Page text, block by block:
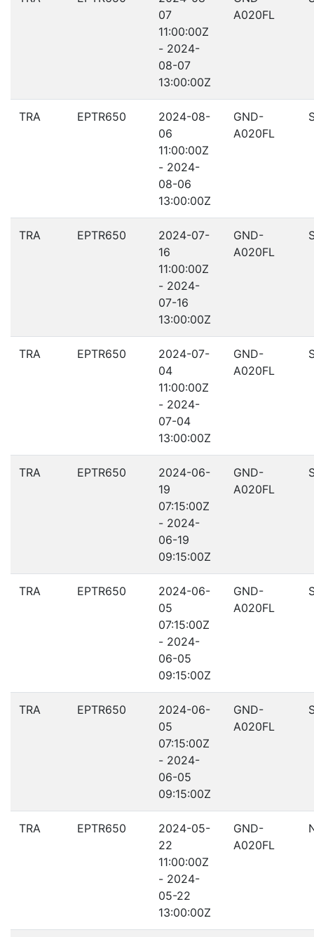
07
11:00:00Z
- 2024-
08-07
13:00:00Z
A020FL
TRA EPTR650
2024-08-
06
11:00:00Z
- 2024-
08-06
13:00:00Z
GND-
A020FL
TRA EPTR650
2024-07-
16
11:00:00Z
- 2024-
07-16
13:00:00Z
GND-
A020FL
TRA EPTR650
2024-07-
04
11:00:00Z
- 2024-
07-04
13:00:00Z
GND-
A020FL
TRA EPTR650
2024-06-
19
07:15:00Z
- 2024-
06-19
09:15:00Z
GND-
A020FL
TRA EPTR650
2024-06-
05
07:15:00Z
- 2024-
06-05
09:15:00Z
GND-
A020FL
TRA EPTR650
2024-06-
05
07:15:00Z
- 2024-
06-05
09:15:00Z
GND-
A020FL
TRA EPTR650
2024-05-
22
11:00:00Z
- 2024-
05-22
13:00:00Z
GND-
A020FL